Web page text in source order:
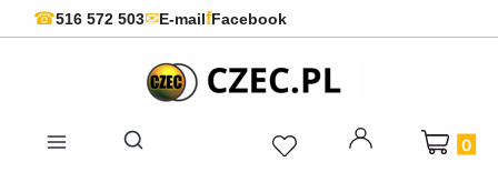
☎516 572 503✉E-mailfFacebook
Otwórz wyszukiwarkę
Produkty